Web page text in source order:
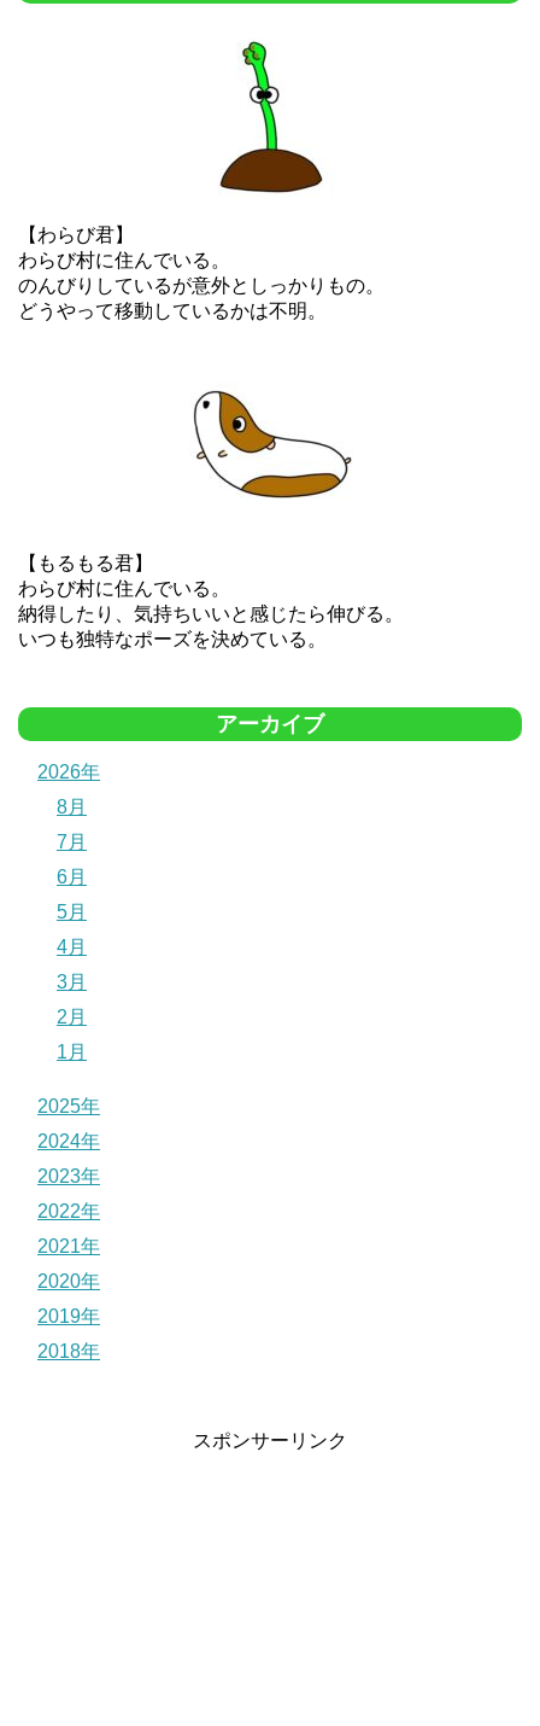
【わらび君】
わらび村に住んでいる。
のんびりしているが意外としっかりもの。
どうやって移動しているかは不明。
【もるもる君】
わらび村に住んでいる。
納得したり、気持ちいいと感じたら伸びる。
いつも独特なポーズを決めている。
アーカイブ
2026年
8月
7月
6月
5月
4月
3月
2月
1月
2025年
2024年
2023年
2022年
2021年
2020年
2019年
2018年
スポンサーリンク